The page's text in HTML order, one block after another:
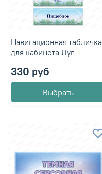
Навигационная табличка
для кабинета Луг
330 руб
Выбрать